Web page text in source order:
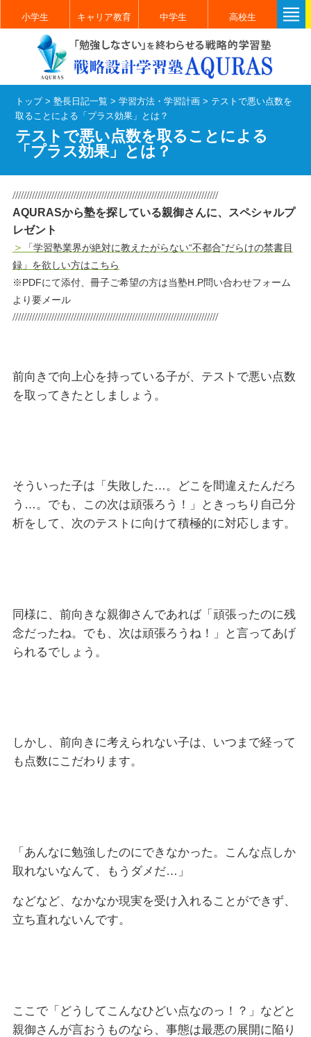
小学生 キャリア教育 中学生 高校生
トップ>塾長日記一覧 >学習方法・学習計画 > テストで悪い点数を
取ることによる「プラス効果」とは？
テストで悪い点数を取ることによる
「プラス効果」とは？
//////////////////////////////////////////////////////////////////////////
AQURASから塾を探している親御さんに、スペシャルプ
レゼント
＞
「学習塾業界が絶対に教えたがらない“不都合”だらけの禁書目
録」を欲しい方はこちら
※PDFにて添付、冊子ご希望の方は当塾H.P問い合わせフォーム
より要メール
//////////////////////////////////////////////////////////////////////////
前向きで向上心を持っている子が、テストで悪い点数
を取ってきたとしましょう。
そういった子は「失敗した…。どこを間違えたんだろ
う…。でも、この次は頑張ろう！」ときっちり自己分
析をして、次のテストに向けて積極的に対応します。
同様に、前向きな親御さんであれば「頑張ったのに残
念だったね。でも、次は頑張ろうね！」と言ってあげ
られるでしょう。
しかし、前向きに考えられない子は、いつまで経って
も点数にこだわります。
「あんなに勉強したのにできなかった。こんな点しか
取れないなんて、もうダメだ…」
などなど、なかなか現実を受け入れることができず、
立ち直れないんです。
ここで「どうしてこんなひどい点なのっ！？」などと
親御さんが言おうものなら、事態は最悪の展開に陥り